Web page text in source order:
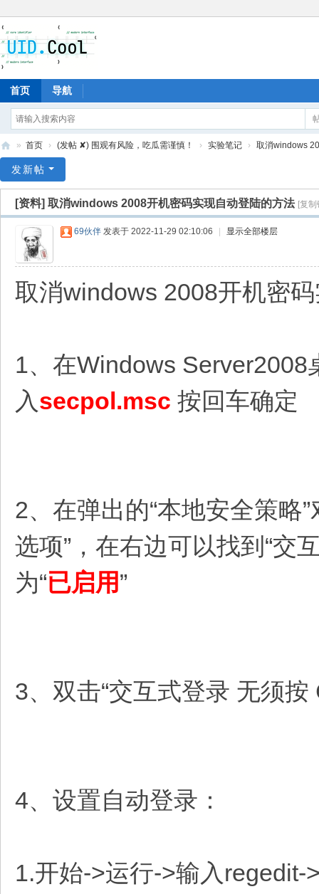
首页 导航
爱
» 首页 › (发帖 ✘) 围观有风险，吃瓜需谨慎！ › 实验笔记 › 取消windows
发新帖
[资料] 取消windows 2008开机密码实现自动登陆的方法 [复
69伙伴 发表于 2022-11-29 02:10:06 显示全部楼层
取消windows 2008开机密
1、在Windows
入secpol.msc 按回车确定
2、在弹出的“本地安全策略
选项”，在右边可以找到“交
为“已启用”
3、双击“交互式登录 无须
4、设置自动登录：
1.开始->运行->输入regedit-